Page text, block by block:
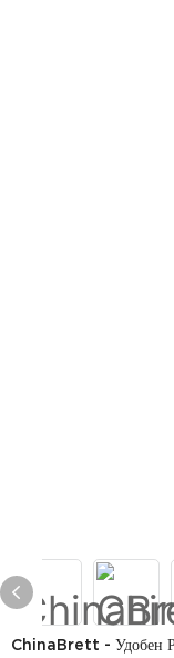
ChinaBrett - Удобен